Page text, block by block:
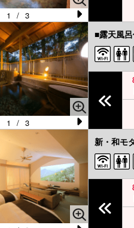
N
e
xt
1 / 3
xt
1 / 3
■露天風
新・和モ